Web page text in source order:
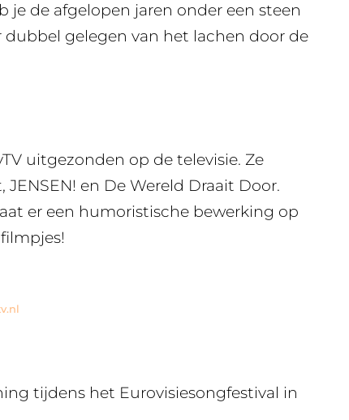
je de afgelopen jaren onder een steen
gelegen van het lachen door de
uitgezonden op de televisie. Ze
en De Wereld Draait Door.
er een humoristische bewerking op
tijdens het Eurovisiesongfestival in